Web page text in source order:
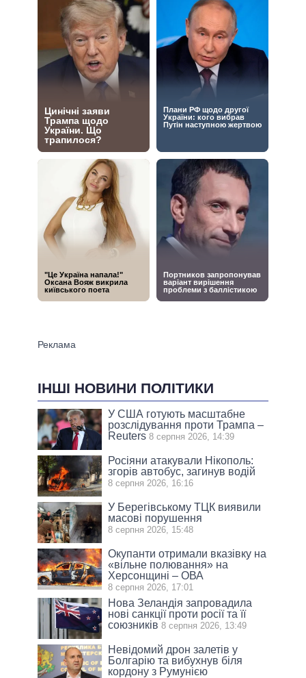
ІНШІ НОВИНИ ПОЛІТИКИ
У США готують масштабне
розслідування проти Трампа –
Reuters 8 серпня 2026, 14:39
Росіяни атакували Нікополь:
згорів автобус, загинув водій
8 серпня 2026, 16:16
У Берегівському ТЦК виявили
масові порушення
8 серпня 2026, 15:48
Окупанти отримали вказівку на
«вільне полювання» на
Херсонщині – ОВА
8 серпня 2026, 17:01
Нова Зеландія запровадила
нові санкції проти росії та її
союзників 8 серпня 2026, 13:49
Невідомий дрон залетів у
Болгарію та вибухнув біля
кордону з Румунією